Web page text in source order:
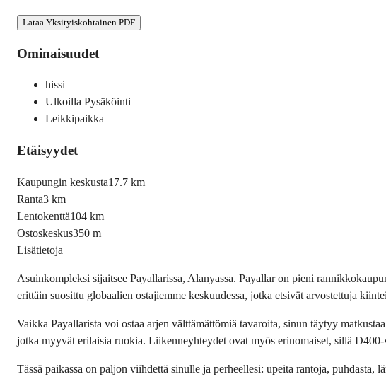
Lataa Yksityiskohtainen PDF
Ominaisuudet
hissi
Ulkoilla Pysäköinti
Leikkipaikka
Etäisyydet
Kaupungin keskusta17.7 km
Ranta3 km
Lentokenttä104 km
Ostoskeskus350 m
Lisätietoja
Asuinkompleksi sijaitsee Payallarissa, Alanyassa. Payallar on pieni
erittäin suosittu globaalien ostajiemme keskuudessa, jotka etsivät arvostettuja
Vaikka Payallarista voi ostaa arjen välttämättömiä tavaroita, sinun täytyy
jotka myyvät erilaisia ruokia. Liikenneyhteydet ovat myös erinomaiset, sillä
Tässä paikassa on paljon viihdettä sinulle ja perheellesi: upeita rantoja, puhdasta,